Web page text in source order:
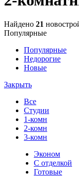
Найдено 21
Популярные
Популярные
Недорогие
Новые
Закрыть
Все
Студии
1-комн
2-комн
3-комн
Эконом
С отделкой
Готовые